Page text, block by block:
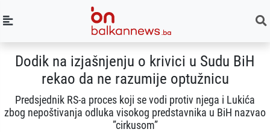
Dodik na izjašnjenju o krivici u Sudu BiH
rekao da ne razumije optužnicu
Predsjednik RS-a proces koji se vodi protiv njega i Lukića
zbog nepoštivanja odluka visokog predstavnika u BiH nazvao
”cirkusom”